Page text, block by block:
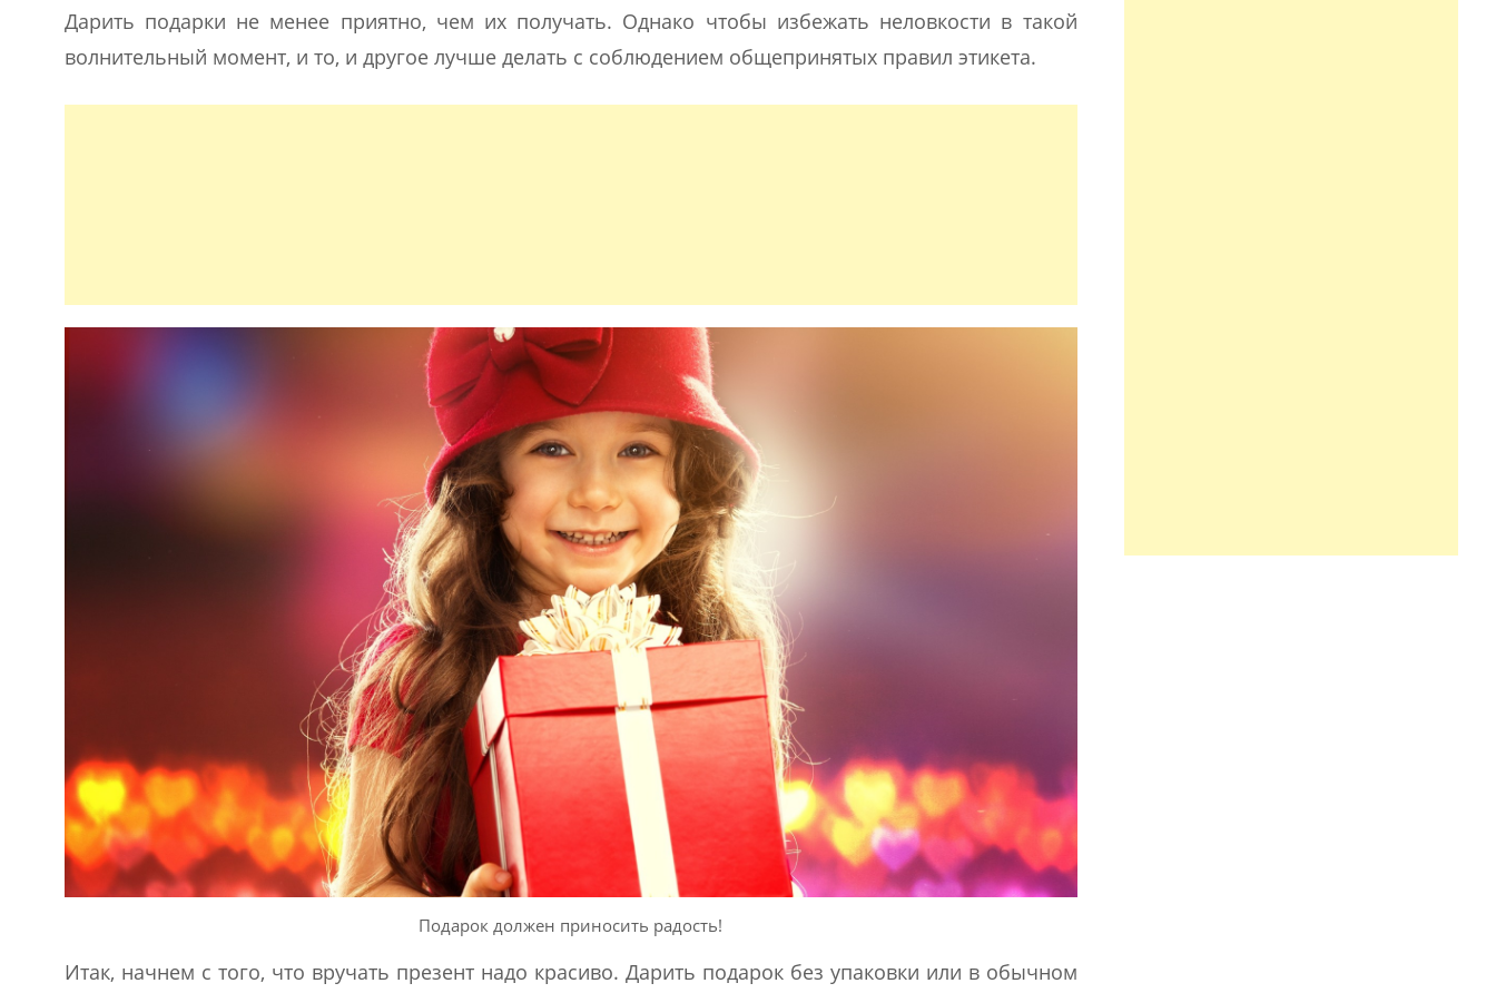
Дарить подарки не менее приятно, чем их получать. Однако чтобы избежать неловкости в такой
волнительный момент, и то, и другое лучше делать с соблюдением общепринятых правил этикета.
Подарок должен приносить радость!
Итак, начнем с того, что вручать презент надо красиво. Дарить подарок без упаковки или в обычном